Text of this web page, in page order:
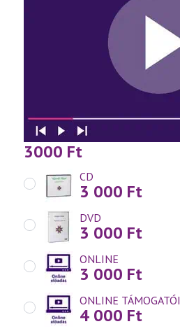
3000 Ft
CD
3 000 Ft
DVD
3 000 Ft
ONLINE
3 000 Ft
ONLINE TÁMOGATÓI
4 000 Ft